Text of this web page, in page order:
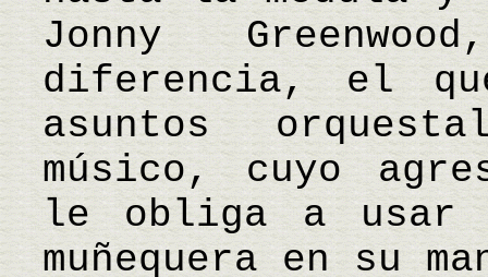
Jonny
diferencia, el
asuntos
músico, cuyo
le obliga a usar
muñequera en su